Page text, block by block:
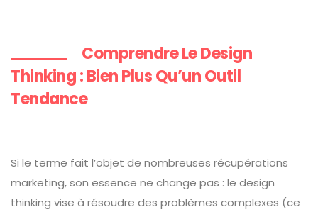
Comprendre Le Design
Thinking : Bien Plus Qu’un Outil
Tendance
Si le terme fait l’objet de nombreuses récupérations
marketing, son essence ne change pas : le design
thinking vise à résoudre des problèmes complexes (ce